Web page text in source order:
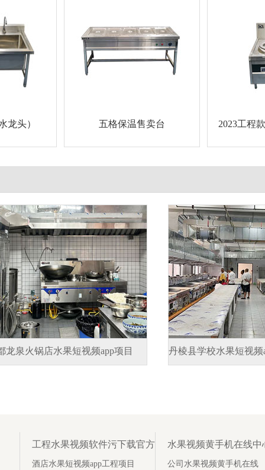
龙头） 五格保温售卖台 2023工程
龙泉火锅店水果短视频app项目 丹棱县学校水果短视
工程水果视频软件污下载官方
酒店水果短视频app工程项目
水果视频黄手机在线中
公司水果视频黄手机在线